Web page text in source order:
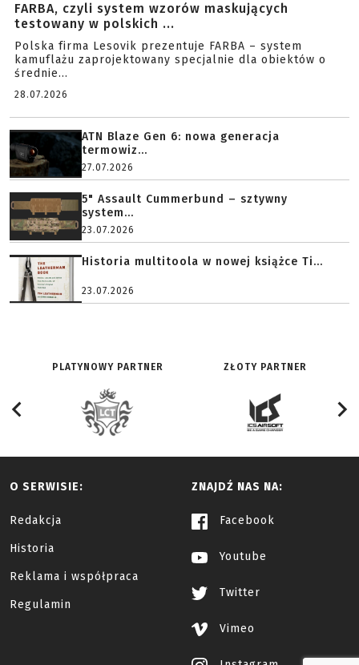
FARBA, czyli system wzorów maskujących
testowany w polskich ...
Polska firma Lesovik prezentuje FARBA – system
kamuflażu zaprojektowany specjalnie dla obiektów o
średnie...
28.07.2026
ATN Blaze Gen 6: nowa generacja
termowiz...
27.07.2026
5" Assault Cummerbund – sztywny
system...
23.07.2026
Historia multitoola w nowej książce Ti...
23.07.2026
PLATYNOWY PARTNER ZŁOTY PARTNER
O SERWISIE:
Redakcja
Historia
Reklama i współpraca
Regulamin
ZNAJDŹ NAS NA:
Facebook
Youtube
Twitter
Vimeo